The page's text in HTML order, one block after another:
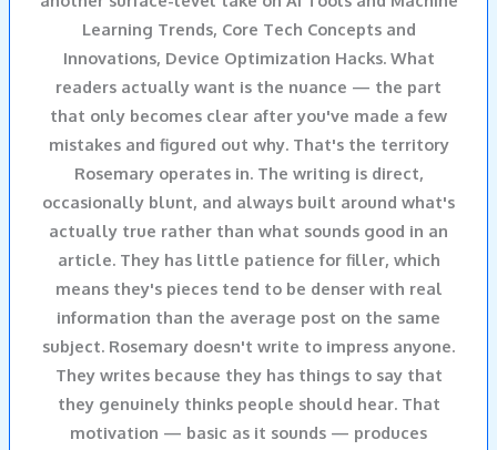
Learning Trends, Core Tech Concepts and
Innovations, Device Optimization Hacks. What
readers actually want is the nuance — the part
that only becomes clear after you've made a few
mistakes and figured out why. That's the territory
Rosemary operates in. The writing is direct,
occasionally blunt, and always built around what's
actually true rather than what sounds good in an
article. They has little patience for filler, which
means they's pieces tend to be denser with real
information than the average post on the same
subject. Rosemary doesn't write to impress anyone.
They writes because they has things to say that
they genuinely thinks people should hear. That
motivation — basic as it sounds — produces